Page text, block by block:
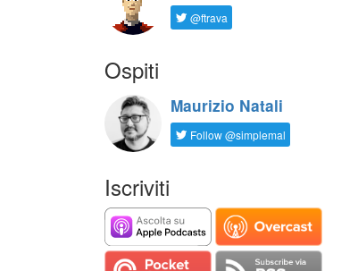
@ftrava
Ospiti
Maurizio Natali
Follow @simplemal
Iscriviti